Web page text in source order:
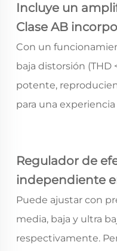
Incluye un
Clase AB
Con un
baja distorsión (THD
potente,
para una
Regulador de
independiente
Puede ajustar con
media, baja y ultra
respectivamente.